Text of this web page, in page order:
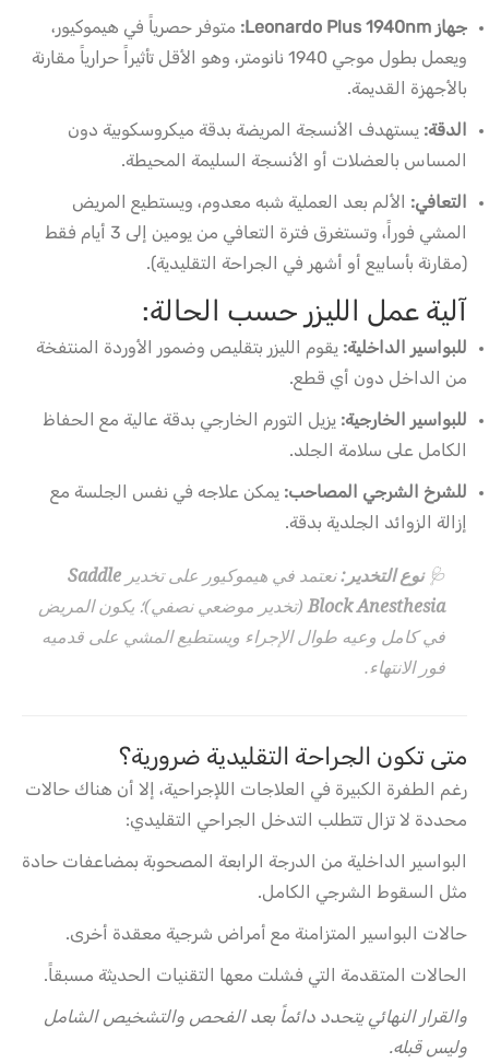
جهاز Leonardo Plus 1940nm:
متوفر حصرياً في هيموكيور،
ويعمل بطول موجي 1940 نانومتر، وهو الأقل تأثيراً حرارياً مقارنة
بالأجهزة القديمة.
الدقة: يستهدف الأنسجة المريضة بدقة ميكروسكوبية دون
المساس بالعضلات أو الأنسجة السليمة المحيطة.
التعافي: الألم بعد العملية شبه معدوم، ويستطيع المريض
المشي فوراً، وتستغرق فترة التعافي من يومين إلى 3 أيام فقط
(مقارنة بأسابيع أو أشهر في الجراحة التقليدية).
آلية عمل الليزر حسب الحالة:
للبواسير الداخلية: يقوم الليزر بتقليص وضمور الأوردة المنتفخة
من الداخل دون أي قطع.
للبواسير الخارجية: يزيل التورم الخارجي بدقة عالية مع الحفاظ
الكامل على سلامة الجلد.
للشرخ الشرجي المصاحب: يمكن علاجه في نفس الجلسة مع
إزالة الزوائد الجلدية بدقة.
🩺نوع التخدير:نعتمد في هيموكيور على تخدير Saddle
Block Anesthesia(تخدير موضعي نصفي)؛ يكون المريض
في كامل وعيه طوال الإجراء ويستطيع المشي على قدميه
فور الانتهاء.
متى تكون الجراحة التقليدية ضرورية؟
رغم الطفرة الكبيرة في العلاجات اللإجراحية، إلا أن هناك حالات
محددة لا تزال تتطلب التدخل الجراحي التقليدي:
البواسير الداخلية من الدرجة الرابعة المصحوبة بمضاعفات حادة
مثل السقوط الشرجي الكامل.
حالات البواسير المتزامنة مع أمراض شرجية معقدة أخرى.
الحالات المتقدمة التي فشلت معها التقنيات الحديثة مسبقاً.
والقرار النهائي يتحدد دائماً بعد الفحص والتشخيص الشامل
وليس قبله.